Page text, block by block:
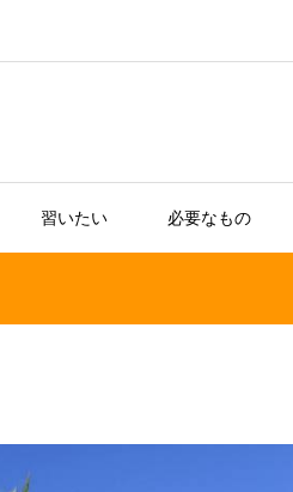
習いたい 必要なもの